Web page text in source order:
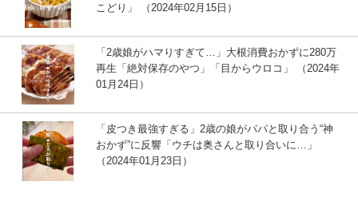
こどり」 （2024年02月15日）
「2歳娘がハマりすぎて…」大根消費おかずに280万
再生「絶対保存のやつ」「目からウロコ」 （2024年
01月24日）
「皮つき最強すぎる」2歳の娘がパパと取り合う“神
おかず”に反響「ウチは奥さんと取り合いに…」
（2024年01月23日）